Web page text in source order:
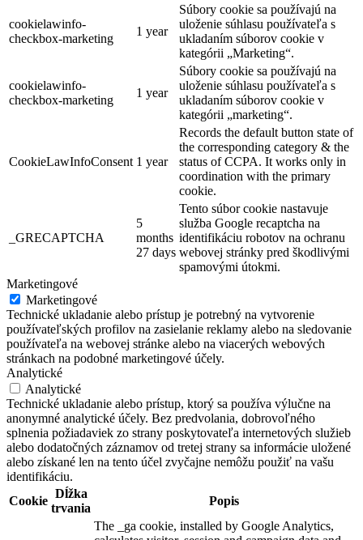
cookielawinfo-
checkbox-marketing
1 year
Súbory cookie sa používajú na
uloženie súhlasu používateľa s
ukladaním súborov cookie v
kategórii „Marketing“.
cookielawinfo-
checkbox-marketing
1 year
Súbory cookie sa používajú na
uloženie súhlasu používateľa s
ukladaním súborov cookie v
kategórii „marketing“.
CookieLawInfoConsent 1 year
Records the default button state of
the corresponding category & the
status of CCPA. It works only in
coordination with the primary
cookie.
_GRECAPTCHA
5
months
27 days
Tento súbor cookie nastavuje
služba Google recaptcha na
identifikáciu robotov na ochranu
webovej stránky pred škodlivými
spamovými útokmi.
Marketingové
Marketingové
Technické ukladanie alebo prístup je potrebný na vytvorenie
používateľských profilov na zasielanie reklamy alebo na sledovanie
používateľa na webovej stránke alebo na viacerých webových
stránkach na podobné marketingové účely.
Analytické
Analytické
Technické ukladanie alebo prístup, ktorý sa používa výlučne na
anonymné analytické účely. Bez predvolania, dobrovoľného
splnenia požiadaviek zo strany poskytovateľa internetových služieb
alebo dodatočných záznamov od tretej strany sa informácie uložené
alebo získané len na tento účel zvyčajne nemôžu použiť na vašu
identifikáciu.
Cookie
Dĺžka
trvania
Popis
The _ga cookie, installed by Google Analytics,